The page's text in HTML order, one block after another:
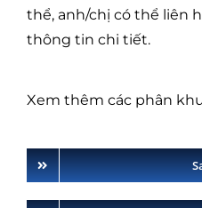
thể, anh/chị có thể liên
thông tin chi tiết.
Xem thêm các phân